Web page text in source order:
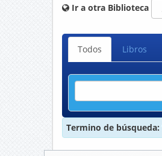
Ir a otra Biblioteca
Todos Libros
Termino de búsqueda: